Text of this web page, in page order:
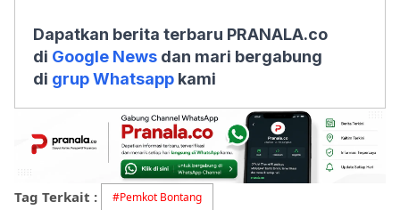
Dapatkan berita terbaru PRANALA.co
di Google News dan mari bergabung
di grup Whatsapp kami
Tag Terkait : #Pemkot Bontang